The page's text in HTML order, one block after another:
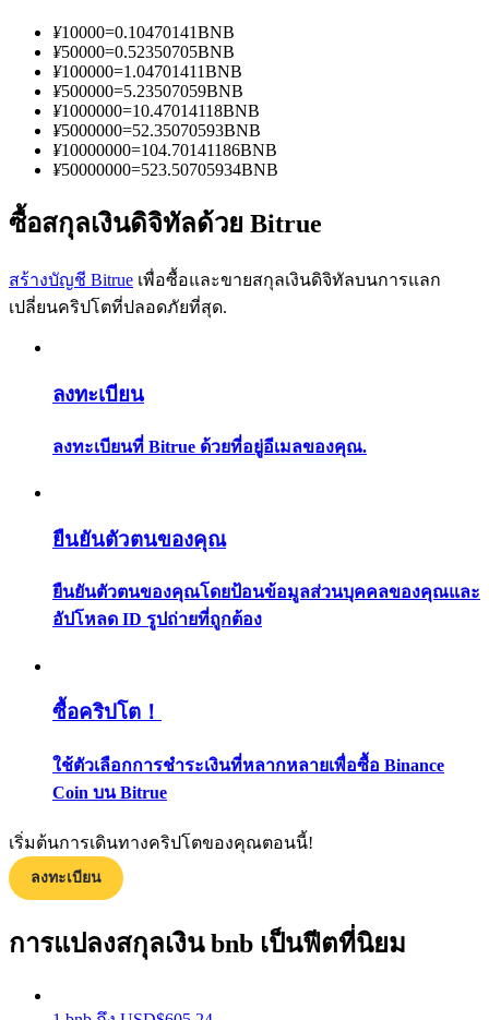
การวิเคราะห์ข้อมูลขนาดใหญ่ รวมถึงข้อมูลการค้า ฯลฯ
แนะนำ
เรียนรู้วิธีการรักษาผลกำไร
¥10000=0.10470141BNB
¥50000=0.52350705BNB
¥100000=1.04701411BNB
¥500000=5.23507059BNB
¥1000000=10.47014118BNB
¥5000000=52.35070593BNB
¥10000000=104.70141186BNB
¥50000000=523.50705934BNB
ซื้อสกุลเงินดิจิทัลด้วย Bitrue
สร้างบัญชี Bitrue เพื่อซื้อและขายสกุลเงินดิจิทัลบนการแลก
เปลี่ยนคริปโตที่ปลอดภัยที่สุด.
ลงทะเบียน
ลงทะเบียนที่ Bitrue ด้วยที่อยู่อีเมลของคุณ.
ยืนยันตัวตนของคุณ
ยืนยันตัวตนของคุณโดยป้อนข้อมูลส่วนบุคคลของคุณและ
อัปโหลด ID รูปถ่ายที่ถูกต้อง
ซื้อคริปโต！
ใช้ตัวเลือกการชำระเงินที่หลากหลายเพื่อซื้อ Binance
Coin บน Bitrue
เริ่มต้นการเดินทางคริปโตของคุณตอนนี้!
ลงทะเบียน
การแปลงสกุลเงิน bnb เป็นฟีตที่นิยม